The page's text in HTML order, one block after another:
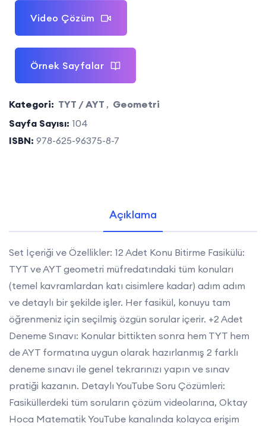
Video Çözüm
Örnek Sayfalar
Kategori: TYT / AYT , Geometri
Sayfa Sayısı: 104
ISBN: 978-625-96375-8-7
Açıklama
Set İçeriği ve Özellikler: 12 Adet Konu Bitirme Fasikülü:
TYT ve AYT geometri müfredatındaki tüm konuları
(temel kavramlardan katı cisimlere kadar) adım adım
ve detaylı bir şekilde işler. Her fasikül, konuyu tam
öğrenmeniz için seçilmiş özgün sorular içerir. +2 Adet
Deneme Sınavı: Konular bittikten sonra hem TYT hem
de AYT formatına uygun olarak hazırlanmış 2 farklı
deneme sınavı ile genel tekrarınızı yapın ve sınav
pratiği kazanın. Detaylı YouTube Soru Çözümleri:
Fasiküllerdeki tüm soruların çözüm videolarına, Oktay
Hoca Matematik YouTube kanalında kolayca erişim